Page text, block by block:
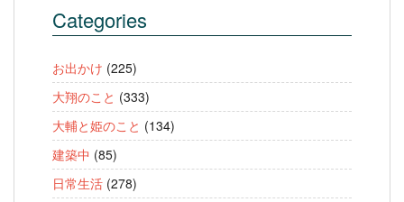
Categories
お出かけ (225)
大翔のこと (333)
大輔と姫のこと (134)
建築中 (85)
日常生活 (278)